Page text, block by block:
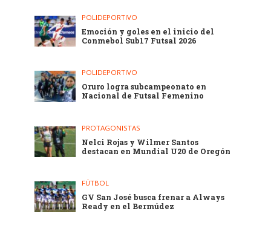
POLIDEPORTIVO
Emoción y goles en el inicio del
Conmebol Sub17 Futsal 2026
POLIDEPORTIVO
Oruro logra subcampeonato en
Nacional de Futsal Femenino
PROTAGONISTAS
Nelci Rojas y Wilmer Santos
destacan en Mundial U20 de Oregón
FÚTBOL
GV San José busca frenar a Always
Ready en el Bermúdez